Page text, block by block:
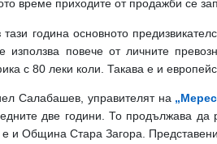
време приходите от продажби се
тази година основното
използва повече от личните
с 80 леки коли. Такава е и
Салабашев, управителят на
две години. То продължава да
е и Община Стара Загора.